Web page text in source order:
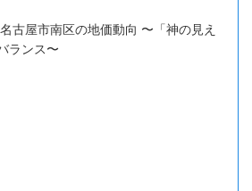
古屋市南区の地価動向 〜「神の見え
ランス〜